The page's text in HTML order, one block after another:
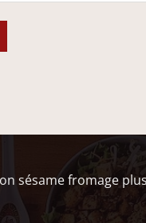
sésame fromage